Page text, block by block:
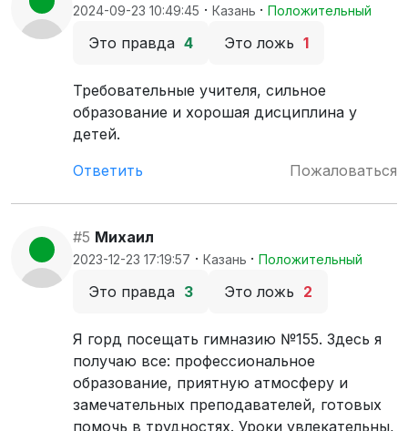
2024-09-23 10:49:45 · Казань · Положительный
Это правда 4 Это ложь 1
Требовательные учителя, сильное
образование и хорошая дисциплина у
детей.
Ответить
Пожаловаться
#5 Михаил
2023-12-23 17:19:57 · Казань · Положительный
Это правда 3 Это ложь 2
Я горд посещать гимназию №155. Здесь я
получаю все: профессиональное
образование, приятную атмосферу и
замечательных преподавателей, готовых
помочь в трудностях. Уроки увлекательны,